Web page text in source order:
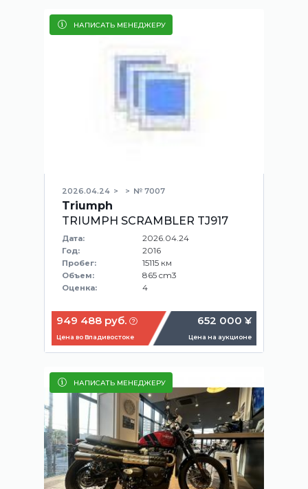
НАПИСАТЬ МЕНЕДЖЕРУ
2026.04.24 № 7007
Triumph
TRIUMPH SCRAMBLER TJ917
Дата: 2026.04.24
Год: 2016
Пробег: 15115 км
Объем: 865 cm3
Оценка: 4
949 488 руб.
Цена во Владивостоке
652 000 ¥
Цена на аукционе
НАПИСАТЬ МЕНЕДЖЕРУ